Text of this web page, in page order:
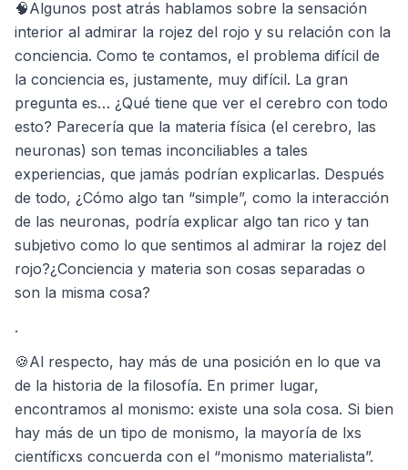
🧠Algunos post atrás hablamos sobre la sensación
interior al admirar la rojez del rojo y su relación con la
conciencia. Como te contamos, el problema difícil de
la conciencia es, justamente, muy difícil. La gran
pregunta es… ¿Qué tiene que ver el cerebro con todo
esto? Parecería que la materia física (el cerebro, las
neuronas) son temas inconciliables a tales
experiencias, que jamás podrían explicarlas. Después
de todo, ¿Cómo algo tan “simple”, como la interacción
de las neuronas, podría explicar algo tan rico y tan
subjetivo como lo que sentimos al admirar la rojez del
rojo?¿Conciencia y materia son cosas separadas o
son la misma cosa?
.
🍪Al respecto, hay más de una posición en lo que va
de la historia de la filosofía. En primer lugar,
encontramos al monismo: existe una sola cosa. Si bien
hay más de un tipo de monismo, la mayoría de lxs
científicxs concuerda con el “monismo materialista”.